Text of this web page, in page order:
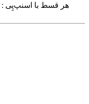
هر قسط با اسنپ‌پِی :